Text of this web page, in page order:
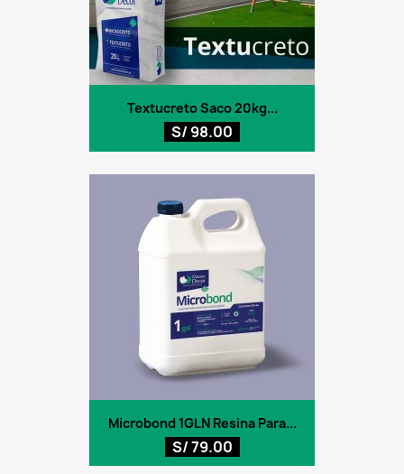
Textucreto Saco 20kg...
S/ 98.00
Microbond 1GLN Resina Para...
S/ 79.00